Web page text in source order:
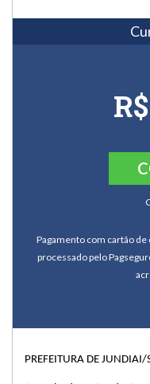
Pagamento com cartão
processado pelo
PREFEITURA DE JUNDIAI/